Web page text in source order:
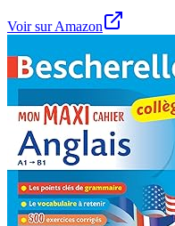
Voir sur Amazon